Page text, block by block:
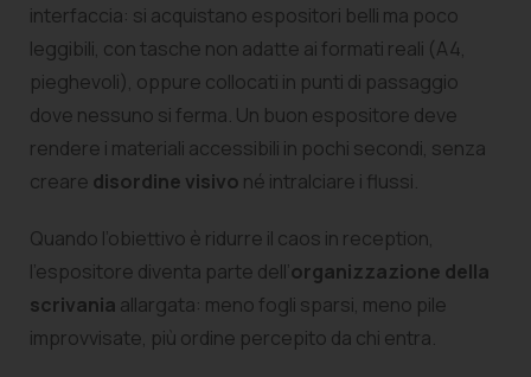
interfaccia: si acquistano espositori belli ma poco
leggibili, con tasche non adatte ai formati reali (A4,
pieghevoli), oppure collocati in punti di passaggio
dove nessuno si ferma. Un buon espositore deve
rendere i materiali accessibili in pochi secondi, senza
creare disordine visivo né intralciare i flussi.
Quando l’obiettivo è ridurre il caos in reception,
l’espositore diventa parte dell’organizzazione della
scrivania allargata: meno fogli sparsi, meno pile
improvvisate, più ordine percepito da chi entra.